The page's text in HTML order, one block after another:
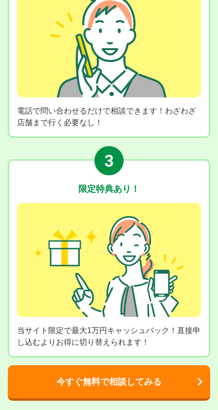
電話で問い合わせるだけで相談できます！わざわざ
店舗まで行く必要なし！
限定特典あり！
当サイト限定で最大1万円キャッシュバック！直接申
し込むよりお得に切り替えられます！
今すぐ無料で相談してみる